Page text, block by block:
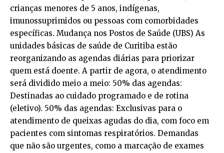
crianças menores de 5 anos, indígenas,
imunossuprimidos ou pessoas com comorbidades
específicas. Mudança nos Postos de Saúde (UBS) As
unidades básicas de saúde de Curitiba estão
reorganizando as agendas diárias para priorizar
quem está doente. A partir de agora, o atendimento
será dividido meio a meio: 50% das agendas:
Destinadas ao cuidado programado e de rotina
(eletivo). 50% das agendas: Exclusivas para o
atendimento de queixas agudas do dia, com foco em
pacientes com sintomas respiratórios. Demandas
que não são urgentes, como a marcação de exames